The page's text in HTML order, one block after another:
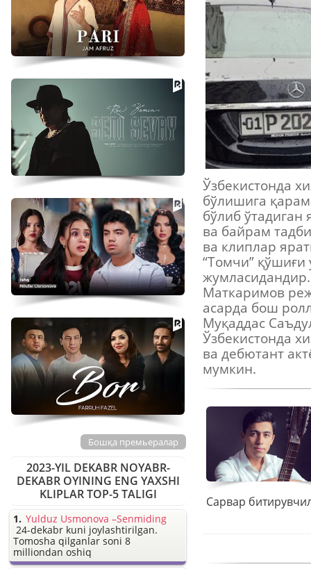
Ўзбекистонда
бўлишига
бўлиб ўтадиган
ва байрам
ва клиплар
“Томчи”
Маткаримов
асарда бош
Муқаддас
Ўзбекистонда
ва дебютант
мумкин.
Бошқа премьералар
2023-YIL DEKABR NOYABR-
DEKABR OYINING ENG YAXSHI
KLIPLAR TOP-5 TALIGI
Yulduz Usmonova –Senmiding
24-dekabr kuni joylashtirilgan.
Tomosha qilganlar soni 8
milliondan oshiq